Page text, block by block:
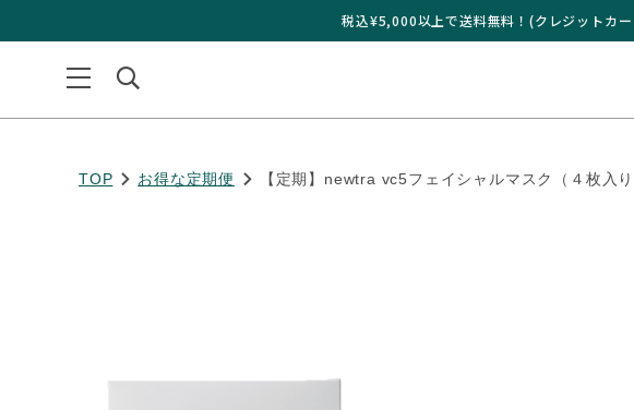
税込¥5,000以上で送料無料！(クレジットカ
TOP お得な定期便 【定期】newtra vc5フェイシャルマスク（４枚入り